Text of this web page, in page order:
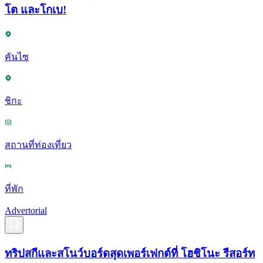
โต และโกเบ!
คันไซ
ชิกะ
สถานที่ท่องเที่ยว
ที่พัก
Advertorial
ทริปสกีและสโนว์บอร์ดสุดเพอร์เฟกต์ที่ โฮชิโนะ รีสอร์ท